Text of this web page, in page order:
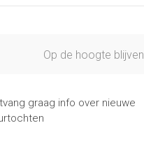
Op de hoogte blijven
graag info over nieuwe